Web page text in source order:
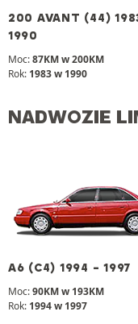
200 AVANT (44)
1990
Moc:87KM w 200KM
Rok: 1983 w 1990
NADWOZIE
A6 (C4) 1994 - 1997
Moc:90KM w 193KM
Rok: 1994 w 1997